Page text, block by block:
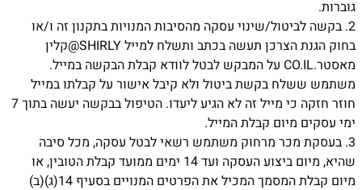
גוברות.
2. בקשה לביטול/שינוי עסקה מהסיבות המנויות בתקנון זה ו/או
בחוק הגנת הצרכן תעשה בכתב ותשלח למייל SHIRLY@קלין
מאסטר.CO.IL על המבקש לבטל לוודא קבלת הבקשה במייל.
משתמש ששלח בקשת ביטול ולא קיבל אישור על קבלתו במייל
חוזר חזקה כי מייל זה לא הגיע ליעדו. הטיפול בבקשה יעשה בתוך 7
ימי עסקים מיום קבלת המייל.
3. בעסקת מכר מרחוק משתמש רשאי לבטל עסקה, מכל סיבה
שהיא, מיום ביצוע העסקה ועד 14 ימים ממועד קבלת הטובין, או
מיום קבלת המסמך המכיל את הפרטים המנויים בסעיף 14(ג)(ב)